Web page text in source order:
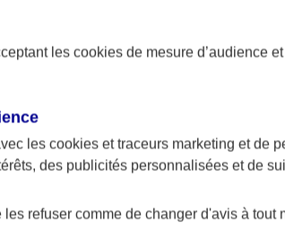
les cookies de mesure d’audience
les cookies et traceurs marketing et de
des publicités personnalisées et de
refuser comme de changer d'avis à tout